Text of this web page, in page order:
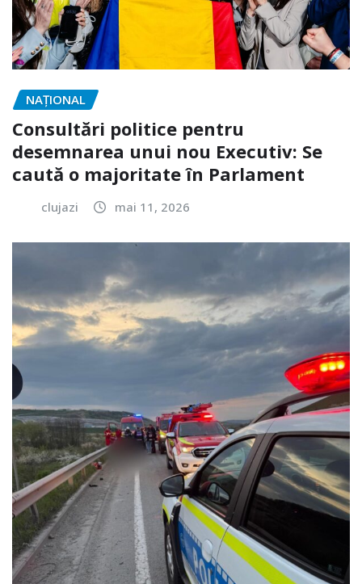
NAŢIONAL
Consultări politice pentru
desemnarea unui nou Executiv: Se
caută o majoritate în Parlament
clujazi mai 11, 2026